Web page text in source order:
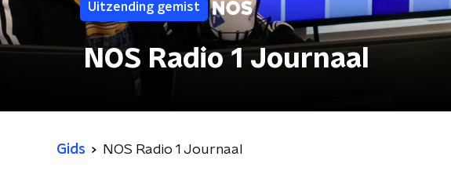
Uitzending gemist
NOS Radio 1 Journaal
Gids NOS Radio 1 Journaal